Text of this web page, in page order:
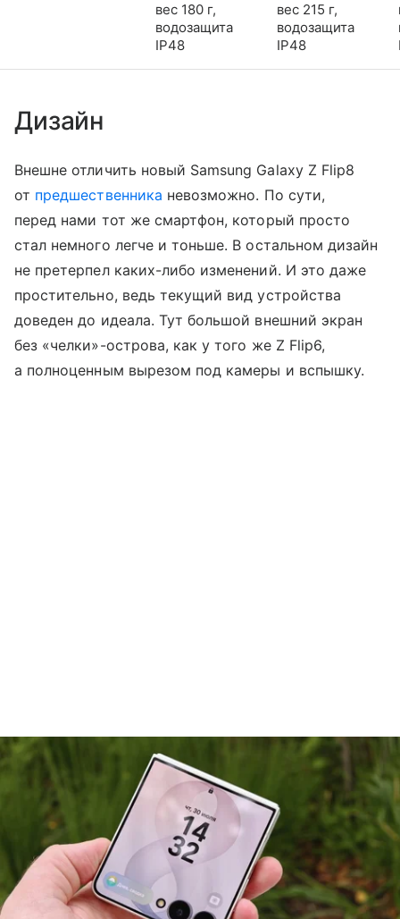
вес 180 г,
водозащита
IP48
вес 215 г,
водозащита
IP48
Дизайн
Внешне отличить новый Samsung Galaxy Z Flip8
от предшественника невозможно. По сути,
перед нами тот же смартфон, который просто
стал немного легче и тоньше. В остальном дизайн
не претерпел каких-либо изменений. И это даже
простительно, ведь текущий вид устройства
доведен до идеала. Тут большой внешний экран
без «челки»-острова, как у того же Z Flip6,
а полноценным вырезом под камеры и вспышку.